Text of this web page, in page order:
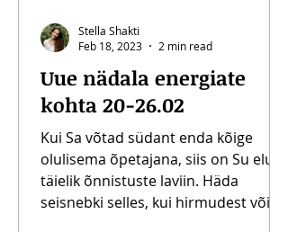
Uue nädala energiate
kohta 20-26.02
Kui Sa võtad südant enda kõige
olulisema õpetajana, siis on Su elu
täielik õnnistuste laviin. Häda
seisnebki selles, kui hirmudest või...
Stella Shakti
Feb 18, 2023
2 min read